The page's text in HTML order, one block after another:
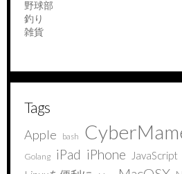
野球部
釣り
雑貨
Tags
Apple bash
Golang iPad iPhone JavaScript